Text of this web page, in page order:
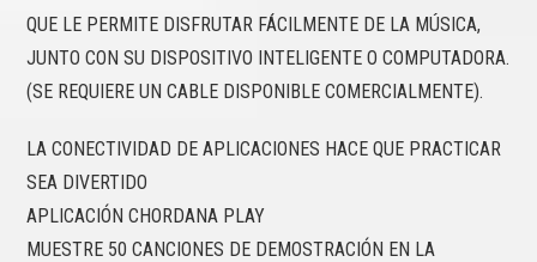
QUE LE PERMITE DISFRUTAR FÁCILMENTE DE LA MÚSICA,
JUNTO CON SU DISPOSITIVO INTELIGENTE O COMPUTADORA.
(SE REQUIERE UN CABLE DISPONIBLE COMERCIALMENTE).
LA CONECTIVIDAD DE APLICACIONES HACE QUE PRACTICAR
SEA DIVERTIDO
APLICACIÓN CHORDANA PLAY
MUESTRE 50 CANCIONES DE DEMOSTRACIÓN EN LA